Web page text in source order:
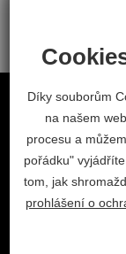
Díky souborům
na našem
procesu a
pořádku"
tom, jak
prohlášení o